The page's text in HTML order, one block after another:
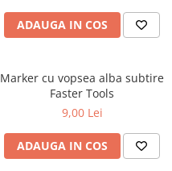
ADAUGA IN COS
Marker cu vopsea alba subtire
Faster Tools
9,00 Lei
ADAUGA IN COS